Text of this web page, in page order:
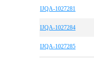
IJQA-1027281
IJQA-1027284
IJQA-1027285